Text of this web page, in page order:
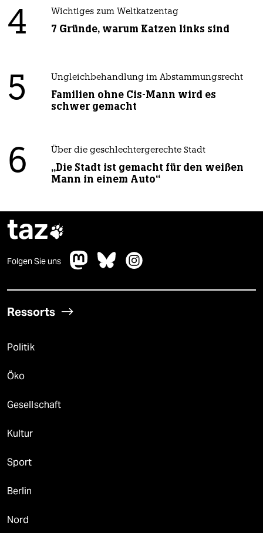
4 Wichtiges zum Weltkatzentag
7 Gründe, warum Katzen links sind
5 Ungleichbehandlung im Abstammungsrecht
Familien ohne Cis-Mann wird es
schwer gemacht
6 Über die geschlechtergerechte Stadt
„Die Stadt ist gemacht für den weißen
Mann in einem Auto“
taz
Folgen Sie uns
Ressorts
Politik
Öko
Gesellschaft
Kultur
Sport
Berlin
Nord